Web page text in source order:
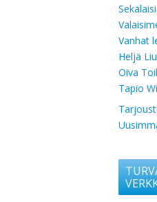
Vanhat
Heljä
Oiva
Tapio